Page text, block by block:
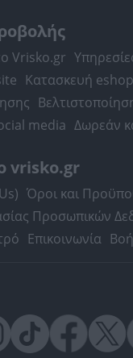
Vrisko.gr
Κατασκευή eshop
media Δωρεάν
vrisko.gr
Όροι και
Προσωπικών
Επικοινωνία